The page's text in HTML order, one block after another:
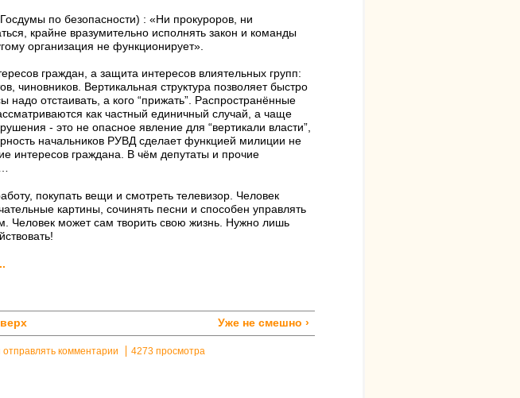
по безопасности) : «Ни прокуроров, ни
крайне вразумительно исполнять закон и команды
организация не функционирует».
граждан, а защита интересов влиятельных групп:
чиновников. Вертикальная структура позволяет быстро
отстаивать, а кого “прижать”. Распространённые
как частный единичный случай, а чаще
- это не опасное явление для “вертикали власти”,
начальников РУВД сделает функцией милиции не
интересов граждана. В чём депутаты и прочие
покупать вещи и смотреть телевизор. Человек
картины, сочинять песни и способен управлять
Человек может сам творить свою жизнь. Нужно лишь
Уже не смешно ›
отправлять комментарии 4273 просмотра